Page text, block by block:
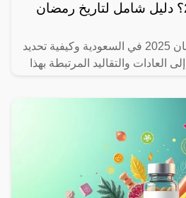
متى رمضان 2025؟ دليل شامل لتاريخ رمضان
اكتشف متى يبدأ رمضان 2025 في السعودية وكيفية تحديد
العادات والتقاليد المرتبطة بهذا